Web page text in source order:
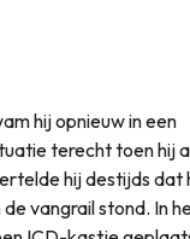
hij opnieuw in een
terecht toen hij
hij destijds dat
vangrail stond. In